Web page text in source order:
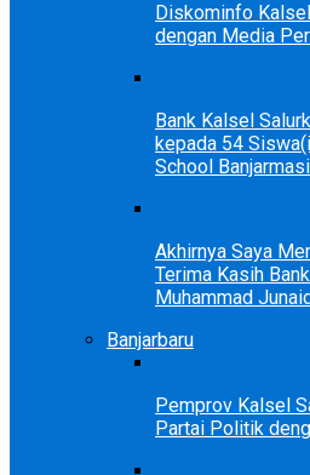
Diskominfo
dengan Media
Bank Kalsel
kepada 54
School
Akhirnya Saya
Terima Kasih
Muhammad
Banjarbaru
Pemprov Kalsel
Partai Politik